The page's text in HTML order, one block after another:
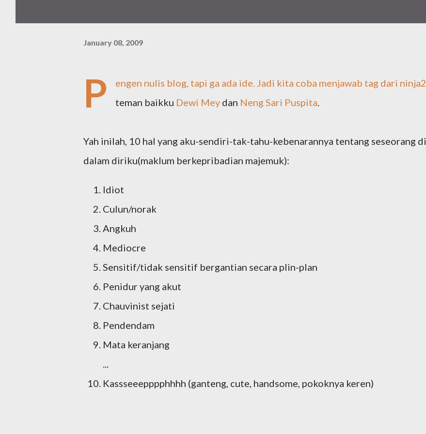
January 08, 2009
P
engen nulis blog, tapi ga ada ide. Jadi kita coba menjawab tag dari ninja2
teman baikku Dewi Mey dan Neng Sari Puspita.
Yah inilah, 10 hal yang aku-sendiri-tak-tahu-kebenarannya tentang seseorang di
dalam diriku(maklum berkepribadian majemuk):
Idiot
Culun/norak
Angkuh
Mediocre
Sensitif/tidak sensitif bergantian secara plin-plan
Penidur yang akut
Chauvinist sejati
Pendendam
Mata keranjang
...
Kassseeepppphhhh (ganteng, cute, handsome, pokoknya keren)